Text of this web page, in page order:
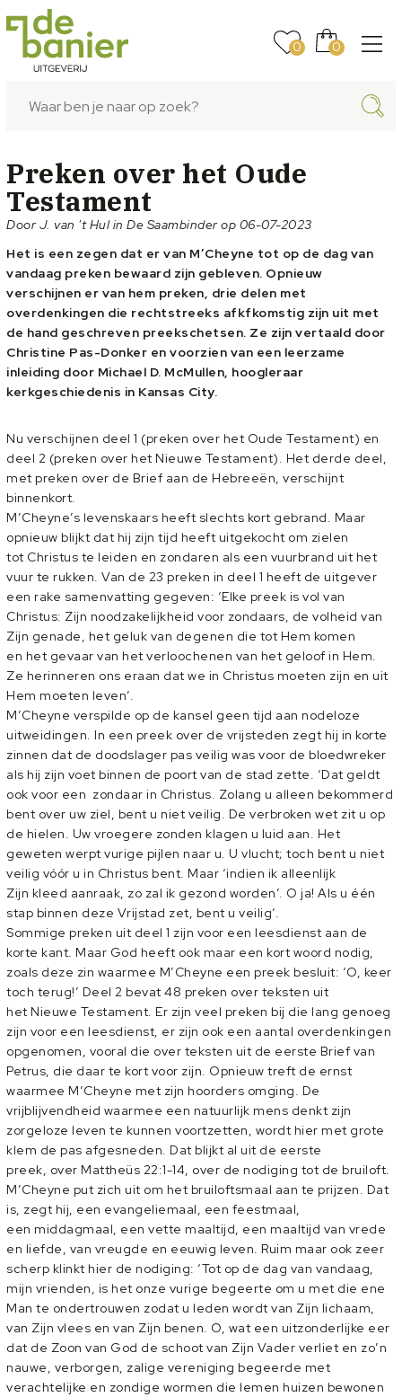
0 0
Preken over het Oude
Testament
Door J. van 't Hul in De Saambinder op 06-07-2023
Het is een zegen dat er van M’Cheyne tot op de dag van
vandaag preken bewaard zijn gebleven. Opnieuw
verschijnen er van hem preken, drie delen met
overdenkingen die rechtstreeks afkfkomstig zijn uit met
de hand geschreven preekschetsen. Ze zijn vertaald door
Christine Pas-Donker en voorzien van een leerzame
inleiding door Michael D. McMullen, hoogleraar
kerkgeschiedenis in Kansas City.
Nu verschijnen deel 1 (preken over het Oude Testament) en
deel 2 (preken over het Nieuwe Testament). Het derde deel,
met preken over de Brief aan de Hebreeën, verschijnt
binnenkort.
M’Cheyne’s levenskaars heeft slechts kort gebrand. Maar
opnieuw blijkt dat hij zijn tijd heeft uitgekocht om zielen
tot Christus te leiden en zondaren als een vuurbrand uit het
vuur te rukken. Van de 23 preken in deel 1 heeft de uitgever
een rake samenvatting gegeven: ‘Elke preek is vol van
Christus: Zijn noodzakelijkheid voor zondaars, de volheid van
Zijn genade, het geluk van degenen die tot Hem komen
en het gevaar van het verloochenen van het geloof in Hem.
Ze herinneren ons eraan dat we in Christus moeten zijn en uit
Hem moeten leven’.
M’Cheyne verspilde op de kansel geen tijd aan nodeloze
uitweidingen. In een preek over de vrijsteden zegt hij in korte
zinnen dat de doodslager pas veilig was voor de bloedwreker
als hij zijn voet binnen de poort van de stad zette. ‘Dat geldt
ook voor een zondaar in Christus. Zolang u alleen bekommerd
bent over uw ziel, bent u niet veilig. De verbroken wet zit u op
de hielen. Uw vroegere zonden klagen u luid aan. Het
geweten werpt vurige pijlen naar u. U vlucht; toch bent u niet
veilig vóór u in Christus bent. Maar ‘indien ik alleenlijk
Zijn kleed aanraak, zo zal ik gezond worden’. O ja! Als u één
stap binnen deze Vrijstad zet, bent u veilig’.
Sommige preken uit deel 1 zijn voor een leesdienst aan de
korte kant. Maar God heeft ook maar een kort woord nodig,
zoals deze zin waarmee M’Cheyne een preek besluit: ‘O, keer
toch terug!’ Deel 2 bevat 48 preken over teksten uit
het Nieuwe Testament. Er zijn veel preken bij die lang genoeg
zijn voor een leesdienst, er zijn ook een aantal overdenkingen
opgenomen, vooral die over teksten uit de eerste Brief van
Petrus, die daar te kort voor zijn. Opnieuw treft de ernst
waarmee M’Cheyne met zijn hoorders omging. De
vrijblijvendheid waarmee een natuurlijk mens denkt zijn
zorgeloze leven te kunnen voortzetten, wordt hier met grote
klem de pas afgesneden. Dat blijkt al uit de eerste
preek, over Mattheüs 22:1-14, over de nodiging tot de bruiloft.
M’Cheyne put zich uit om het bruiloftsmaal aan te prijzen. Dat
is, zegt hij, een evangeliemaal, een feestmaal,
een middagmaal, een vette maaltijd, een maaltijd van vrede
en liefde, van vreugde en eeuwig leven. Ruim maar ook zeer
scherp klinkt hier de nodiging: ‘Tot op de dag van vandaag,
mijn vrienden, is het onze vurige begeerte om u met die ene
Man te ondertrouwen zodat u leden wordt van Zijn lichaam,
van Zijn vlees en van Zijn benen. O, wat een uitzonderlijke eer
dat de Zoon van God de schoot van Zijn Vader verliet en zo’n
nauwe, verborgen, zalige vereniging begeerde met
verachtelijke en zondige wormen die lemen huizen bewonen